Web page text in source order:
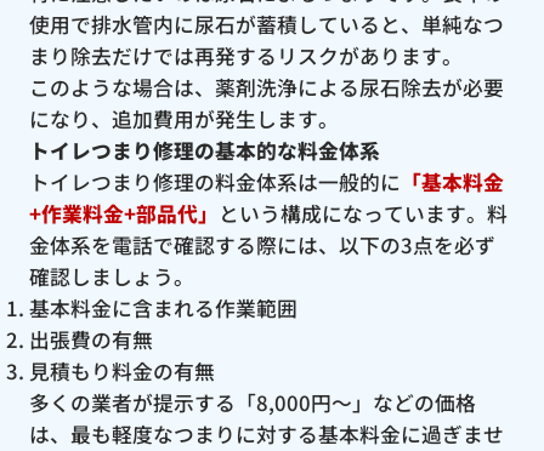
使用で排水管内に尿石が蓄積していると、単純なつ
まり除去だけでは再発するリスクがあります。
このような場合は、薬剤洗浄による尿石除去が必要
になり、追加費用が発生します。
トイレつまり修理の基本的な料金体系
トイレつまり修理の料金体系は一般的に 「基本料金
+作業料金+部品代」 という構成になっています。料
金体系を電話で確認する際には、以下の3点を必ず
確認しましょう。
基本料金に含まれる作業範囲
出張費の有無
見積もり料金の有無
多くの業者が提示する「8,000円〜」などの価格
は、最も軽度なつまりに対する基本料金に過ぎませ